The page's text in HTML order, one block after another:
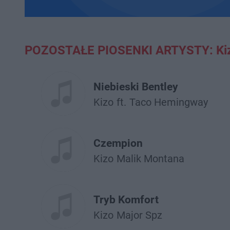
POZOSTAŁE PIOSENKI ARTYSTY:
Niebieski Bentley
Kizo ft. Taco Hemingway
Czempion
Kizo Malik Montana
Tryb Komfort
Kizo Major Spz